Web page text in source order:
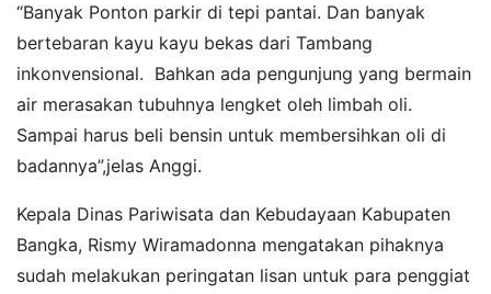
“Banyak Ponton parkir di tepi pantai. Dan banyak
bertebaran kayu kayu bekas dari Tambang
inkonvensional. Bahkan ada pengunjung yang bermain
air merasakan tubuhnya lengket oleh limbah oli.
Sampai harus beli bensin untuk membersihkan oli di
badannya”,jelas Anggi.
Kepala Dinas Pariwisata dan Kebudayaan Kabupaten
Bangka, Rismy Wiramadonna mengatakan pihaknya
sudah melakukan peringatan lisan untuk para penggiat